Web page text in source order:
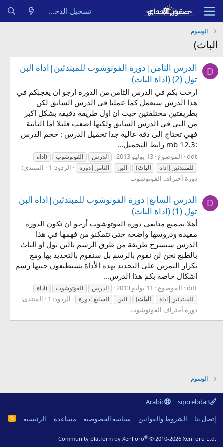
تسجيل الدخول
الوسوم
الباث)
D
الدرس الثامن|دورة الفوتوشوب للمبتدئين|اداة البن
تول (2) (اداة الباث)
ارحب بكم في الدرس الثامن من الدورة ارجو ان يعجبكم في
هذا الدرس سنعمل كما عملنا في الدرس السابق لكن
بطريقتين مختلفتين حيث ان اول طريقة دقيقة بشكل اكبر
من التي في الدرس السابق ولكنها اصعب قليلا اما الثانية
فهي تحتاج الى دقة عالية جدا تحميل الدرس : حجم الدرس
:12.3 mb رابط التحميل...
ddt الموضوع 13 يوليو 2013 الدرس الفوتوشوب
(اداة
للمبتدئين|اداة
الباث) البن الثامن|دورة الردود: 1
المنتدى:
دورة أحتراف الفوتوشوب
D
الدرس السابع|دورة الفوتوشوب للمبتدئين|اداة البن
تول (1) (اداة الباث)
أهلا بجميع متابعي دورة الفوتوشوب أرجو ان تكون الدورة
مفيدة ودروسها واضحة حتى تتمكنو من فهمها في هذا
الدرس سنشرح طريقة من طرق الرسم بالبن تول أو الباث
بالطبع نحن لن نقوم بالرسم بل سنقوم بالتحديد بها ومع
تكرار التمرين على التحديد بهذه الأداة تستطيعون حينها رسم
اشكال خاصة بكم هذا الدرس...
ddt الموضوع 11 يوليو 2013 الدرس الفوتوشوب
(اداة
للمبتدئين|اداة
الباث) البن السابع|دورة الردود: 1
المنتدى:
دورة أحتراف الفوتوشوب
الوسوم
sqorebda3
Arabic
إتصل بنا
الشروط والقوانين سياسة الخصوصية مساعدة الرئيسية
R
Community platform by XenForo® © 2010-2026 XenForo Ltd.